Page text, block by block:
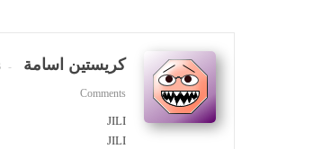
كريستين اسامة
Comments
JILI
JILI